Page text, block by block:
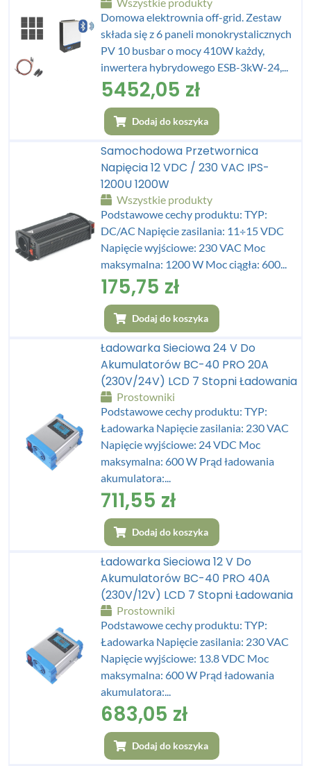
Domowa elektrownia off-grid. Zestaw
składa się z 6 paneli monokrystalicznych
PV 10 busbar o mocy 410W każdy,
inwertera hybrydowego ESB-3kW-24,...
5452,05 zł
Dodaj do koszyka
Samochodowa Przetwornica
Napięcia 12 VDC / 230 VAC IPS-
1200U 1200W
Wszystkie produkty
Podstawowe cechy produktu: TYP:
DC/AC Napięcie zasilania: 11÷15 VDC
Napięcie wyjściowe: 230 VAC Moc
maksymalna: 1200 W Moc ciągła: 600...
175,75 zł
Dodaj do koszyka
Ładowarka Sieciowa 24 V Do
Akumulatorów BC-40 PRO 20A
(230V/24V) LCD 7 Stopni Ładowania
Prostowniki
Podstawowe cechy produktu: TYP:
Ładowarka Napięcie zasilania: 230 VAC
Napięcie wyjściowe: 24 VDC Moc
maksymalna: 600 W Prąd ładowania
akumulatora:...
711,55 zł
Dodaj do koszyka
Ładowarka Sieciowa 12 V Do
Akumulatorów BC-40 PRO 40A
(230V/12V) LCD 7 Stopni Ładowania
Prostowniki
Podstawowe cechy produktu: TYP:
Ładowarka Napięcie zasilania: 230 VAC
Napięcie wyjściowe: 13.8 VDC Moc
maksymalna: 600 W Prąd ładowania
akumulatora:...
683,05 zł
Dodaj do koszyka